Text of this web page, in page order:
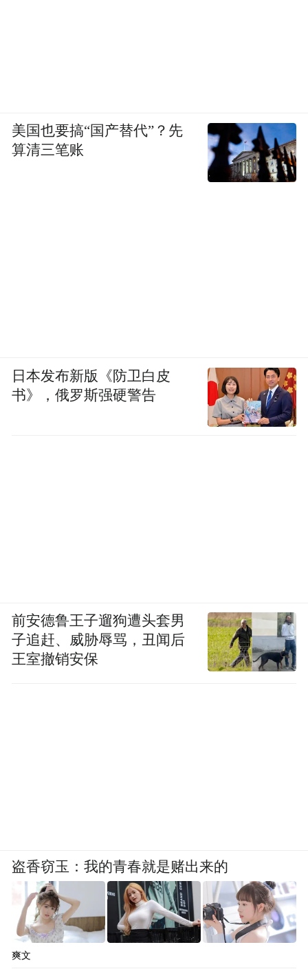
美国也要搞“国产替代”？先
算清三笔账
日本发布新版《防卫白皮
书》，俄罗斯强硬警告
前安德鲁王子遛狗遭头套男
子追赶、威胁辱骂，丑闻后
王室撤销安保
盗香窃玉：我的青春就是赌出来的
爽文